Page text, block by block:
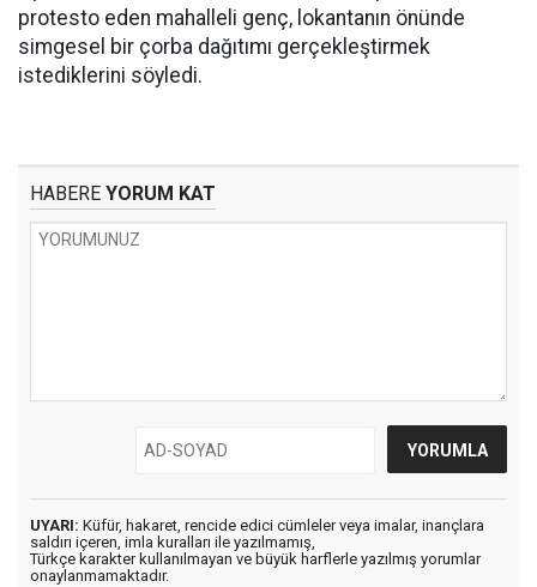
protesto eden mahalleli genç, lokantanın önünde
simgesel bir çorba dağıtımı gerçekleştirmek
istediklerini söyledi.
HABERE YORUM KAT
UYARI: Küfür, hakaret, rencide edici cümleler veya imalar, inançlara
saldırı içeren, imla kuralları ile yazılmamış,
Türkçe karakter kullanılmayan ve büyük harflerle yazılmış yorumlar
onaylanmamaktadır.